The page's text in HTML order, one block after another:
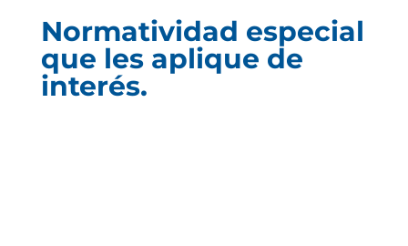
Normatividad especial
que les aplique de
interés.